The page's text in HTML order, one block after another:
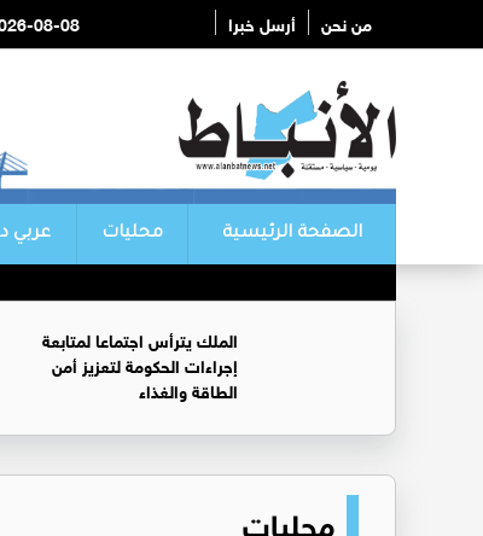
من نحن أرسل خبرا 2026-08-08 -
الصفحة الرئيسية محليات عربي
الملك يترأس اجتماعا لمتابعة
إجراءات الحكومة لتعزيز أمن
الطاقة والغذاء
محليات